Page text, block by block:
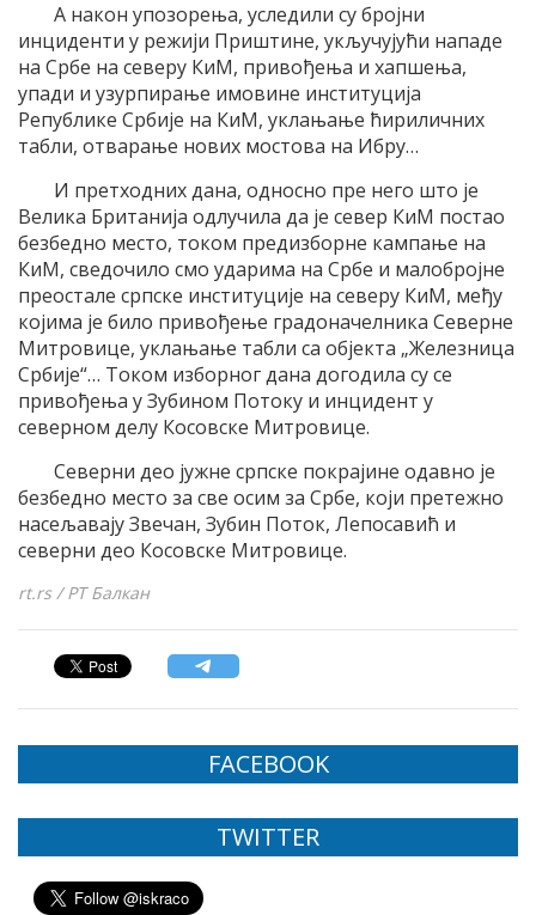
А након упозорења, уследили су бројни
инциденти у режији Приштине, укључујући нападе
на Србе на северу КиМ, привођења и хапшења,
упади и узурпирање имовине институција
Републике Србије на КиМ, уклањање ћириличних
табли, отварање нових мостова на Ибру…
И претходних дана, односно пре него што је
Велика Британија одлучила да је север КиМ постао
безбедно место, током предизборне кампање на
КиМ, сведочило смо ударима на Србе и малобројне
преостале српске институције на северу КиМ, међу
којима је било привођење градоначелника Северне
Митровице, уклањање табли са објекта „Железница
Србије“… Током изборног дана догодила су се
привођења у Зубином Потоку и инцидент у
северном делу Косовске Митровице.
Северни део јужне српске покрајине одавно је
безбедно место за све осим за Србе, који претежно
насељавају Звечан, Зубин Поток, Лепосавић и
северни део Косовске Митровице.
rt.rs / РТ Балкан
FACEBOOK
TWITTER